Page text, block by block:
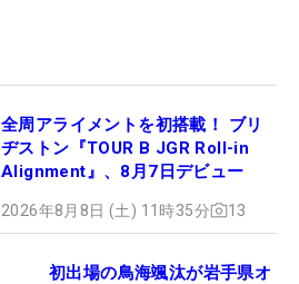
全周アライメントを初搭載！ ブリ
ヂストン『TOUR B JGR Roll-in
Alignment』、8月7日デビュー
2026年8月8日 (土) 11時35分 13
初出場の鳥海颯汰が岩手県オ